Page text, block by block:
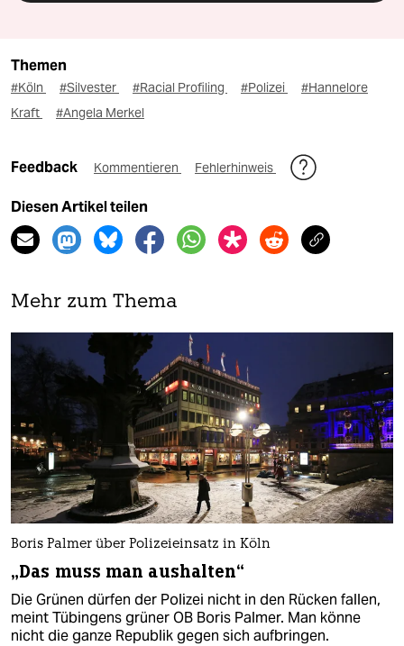
Themen
#Köln #Silvester #Racial Profiling #Polizei
#Hannelore
Kraft
#Angela Merkel
Feedback Kommentieren Fehlerhinweis
Diesen Artikel teilen
Mehr zum Thema
Boris Palmer über Polizeieinsatz in Köln
„Das muss man aushalten“
Die Grünen dürfen der Polizei nicht in den Rücken fallen,
meint Tübingens grüner OB Boris Palmer. Man könne
nicht die ganze Republik gegen sich aufbringen.